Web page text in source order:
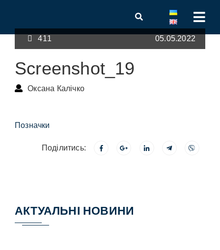
411 05.05.2022
Screenshot_19
Оксана Калічко
Позначки
Поділитись:
АКТУАЛЬНІ НОВИНИ